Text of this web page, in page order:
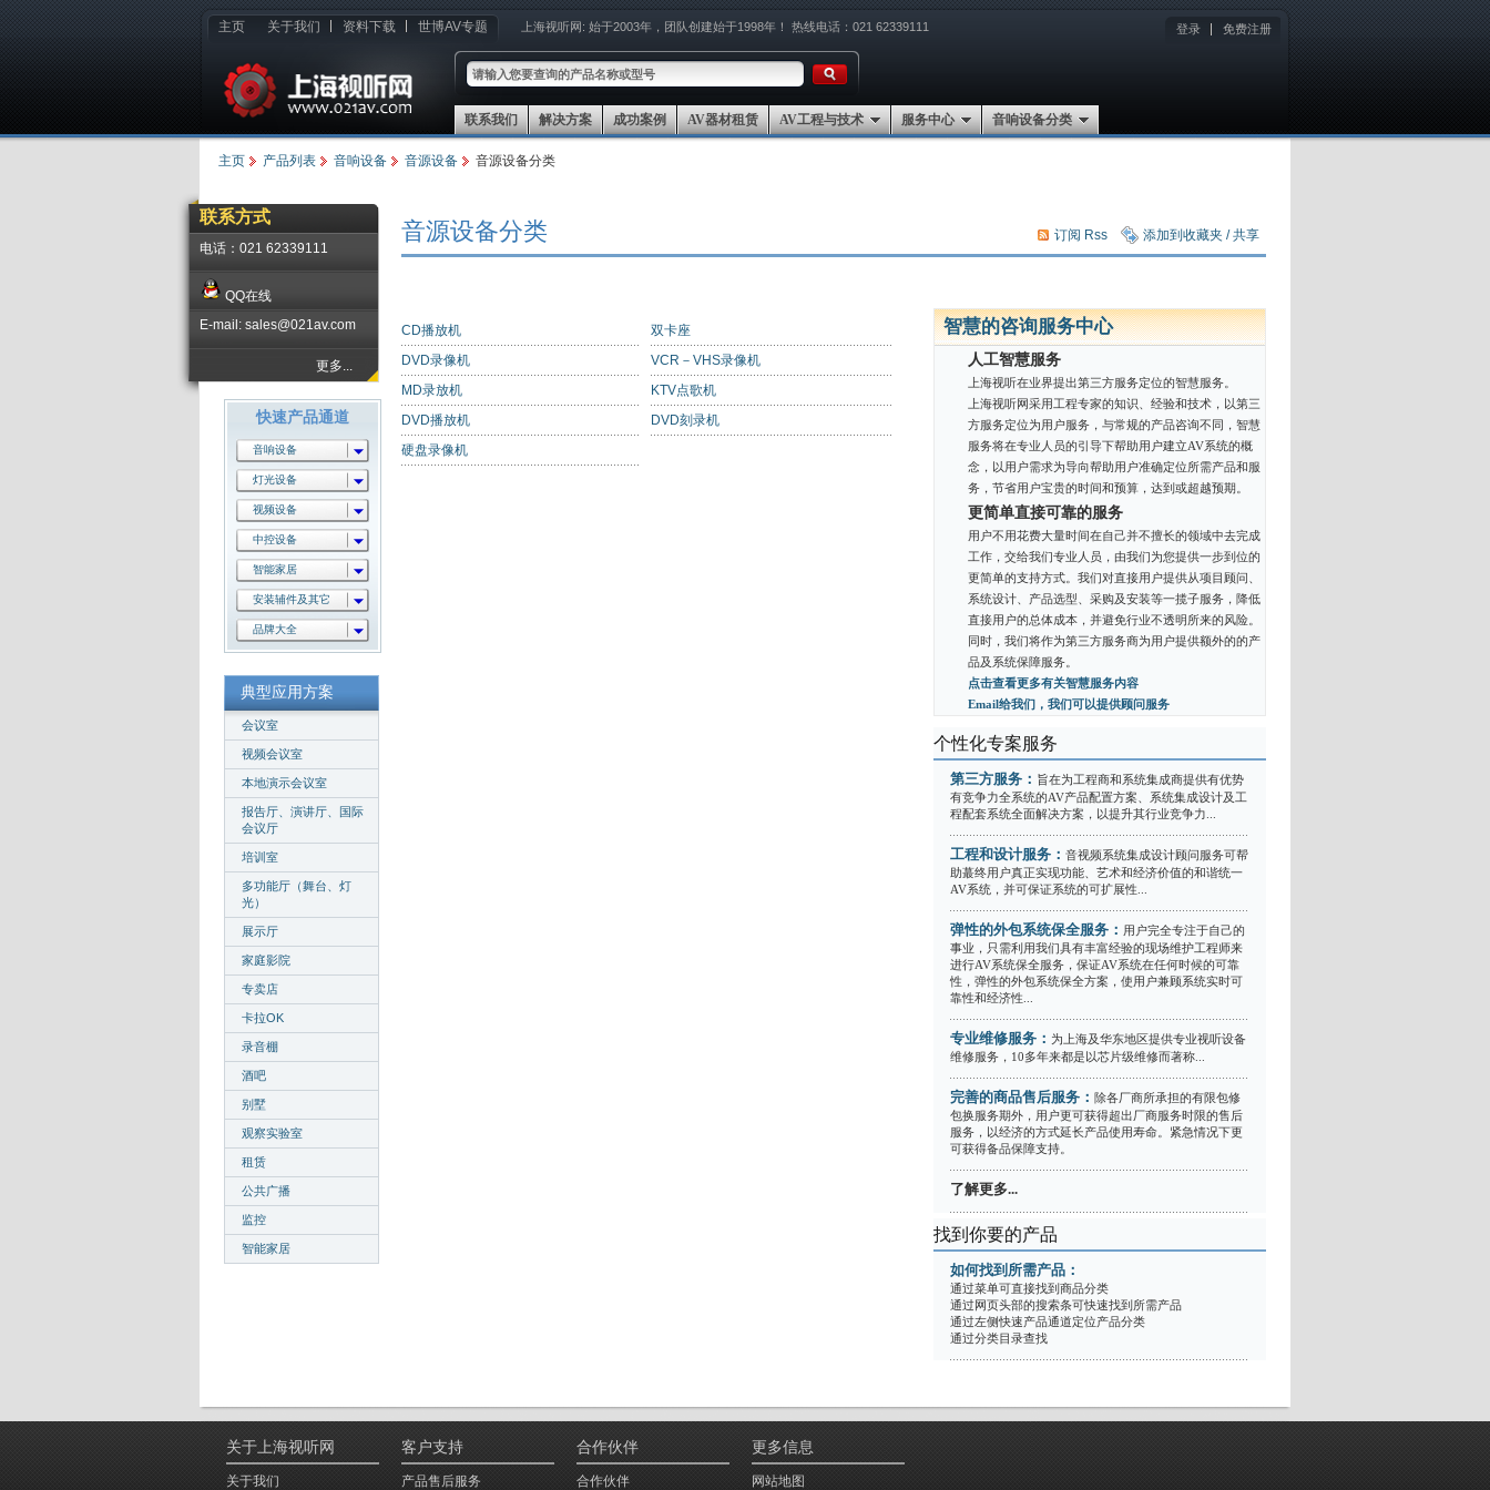
主页 关于我们 资料下载 世博AV专题 上海视听网: 始于2003年，团队创建始于1998年！ 热线电话：021 62339111 登录 免费注册
联系我们 解决方案 成功案例 AV器材租赁 AV工程与技术 服务中心 音响设备分类
主页 产品列表 音响设备 音源设备 音源设备分类
联系方式
电话：021 62339111
QQ在线
E-mail: sales@021av.com
更多...
快速产品通道
音响设备
灯光设备
视频设备
中控设备
智能家居
安装辅件及其它
品牌大全
典型应用方案
会议室
视频会议室
本地演示会议室
报告厅、演讲厅、国际
会议厅
培训室
多功能厅（舞台、灯
光）
展示厅
家庭影院
专卖店
卡拉OK
录音棚
酒吧
别墅
观察实验室
租赁
公共广播
监控
智能家居
音源设备分类 订阅 Rss 添加到收藏夹 / 共享
CD播放机
DVD录像机
MD录放机
DVD播放机
硬盘录像机
双卡座
VCR－VHS录像机
KTV点歌机
DVD刻录机
智慧的咨询服务中心
人工智慧服务
上海视听在业界提出第三方服务定位的智慧服务。
上海视听网采用工程专家的知识、经验和技术，以第三
方服务定位为用户服务，与常规的产品咨询不同，智慧
服务将在专业人员的引导下帮助用户建立AV系统的概
念，以用户需求为导向帮助用户准确定位所需产品和服
务，节省用户宝贵的时间和预算，达到或超越预期。
更简单直接可靠的服务
用户不用花费大量时间在自己并不擅长的领域中去完成
工作，交给我们专业人员，由我们为您提供一步到位的
更简单的支持方式。我们对直接用户提供从项目顾问、
系统设计、产品选型、采购及安装等一揽子服务，降低
直接用户的总体成本，并避免行业不透明所来的风险。
同时，我们将作为第三方服务商为用户提供额外的的产
品及系统保障服务。
点击查看更多有关智慧服务内容
Email给我们，我们可以提供顾问服务
个性化专案服务
第三方服务： 旨在为工程商和系统集成商提供有优势
有竞争力全系统的AV产品配置方案、系统集成设计及工
程配套系统全面解决方案，以提升其行业竞争力...
工程和设计服务： 音视频系统集成设计顾问服务可帮
助蕞终用户真正实现功能、艺术和经济价值的和谐统一
AV系统，并可保证系统的可扩展性...
弹性的外包系统保全服务： 用户完全专注于自己的
事业，只需利用我们具有丰富经验的现场维护工程师来
进行AV系统保全服务，保证AV系统在任何时候的可靠
性，弹性的外包系统保全方案，使用户兼顾系统实时可
靠性和经济性...
专业维修服务： 为上海及华东地区提供专业视听设备
维修服务，10多年来都是以芯片级维修而著称...
完善的商品售后服务： 除各厂商所承担的有限包修
包换服务期外，用户更可获得超出厂商服务时限的售后
服务，以经济的方式延长产品使用寿命。紧急情况下更
可获得备品保障支持。
了解更多...
找到你要的产品
如何找到所需产品：
通过菜单可直接找到商品分类
通过网页头部的搜索条可快速找到所需产品
通过左侧快速产品通道定位产品分类
通过分类目录查找
关于上海视听网
关于我们
客户支持
产品售后服务
合作伙伴
合作伙伴
更多信息
网站地图